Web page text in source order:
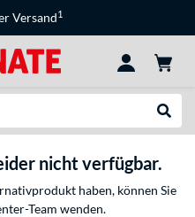
Versand1
nicht verfügbar.
haben, können Sie
Team wenden.